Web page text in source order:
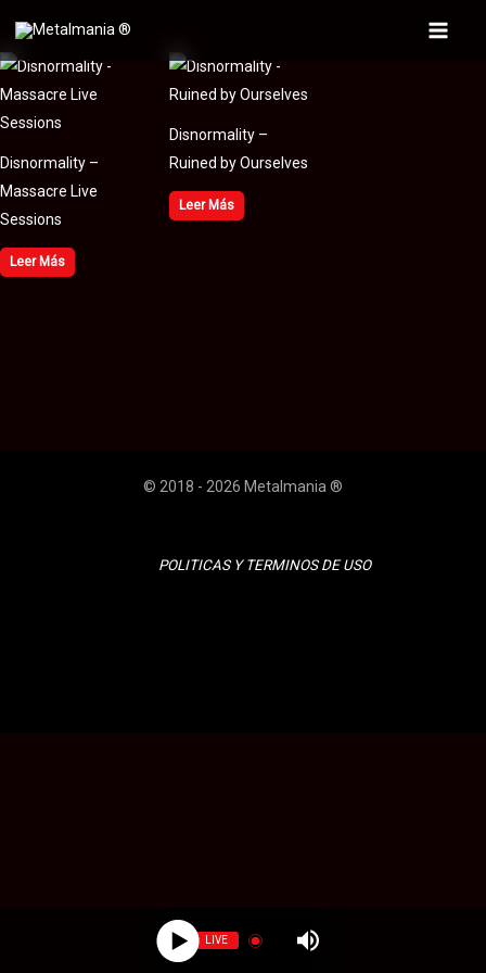
contenido
Main
Disnormality –
Massacre Live
Sessions
Leer Más
Disnormality –
Ruined by Ourselves
Leer Más
© 2018 - 2026 Metalmania ®
LIVE
POLITICAS Y TERMINOS DE USO